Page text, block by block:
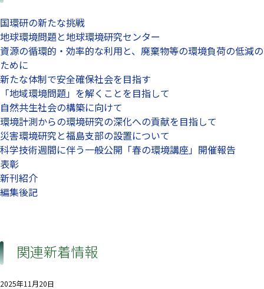
国環研の新たな挑戦
地球環境問題と地球環境研究センター
資源の循環的・効率的な利用と、廃棄物等の環境負荷の低減の
ために
新たな体制で安全確保社会を目指す
「地域環境問題」を解くことを目指して
自然共生社会の構築に向けて
環境計測からの環境研究の深化への貢献を目指して
災害環境研究と福島支部の設置について
科学技術週間に伴う一般公開「春の環境講座」開催報告
表彰
新刊紹介
編集後記
関連新着情報
2025年11月20日